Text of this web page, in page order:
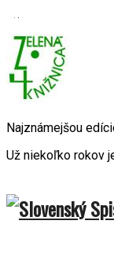
Najznámejšou
Už niekoľko rokov